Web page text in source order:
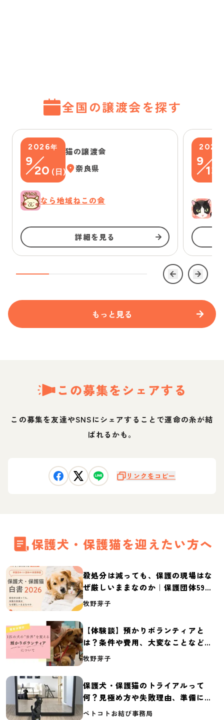
全国の譲渡会を探す
2026年
9
20 ( 日)
猫の譲渡会
奈良県
なら地域ねこの会
詳細を見る
2026
9
13
ゆ
もっと見る
この募集をシェアする
この募集を友達やSNSにシェアすることで運命の糸が結
ばれるかも。
リンクをコピー
保護犬・保護猫を迎えたい方へ
殺処分は減っても、保護の現場はな
ぜ厳しいままなのか｜保護団体59団
体の実態調査【保護犬・保護猫白書
牧野芽子
【体験談】預かりボランティアと
は？条件や費用、大変なことなど紹
介
牧野芽子
保護犬・保護猫のトライアルって
何？見極め方や失敗理由、準備に必
要なものを紹介
ペトコトお結び事務局